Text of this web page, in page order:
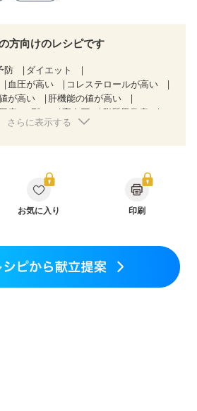
方向けのレシピです
防
ダイエット
血圧が高い
コレステロールが高い
が高い
肝機能の値が高い
病（2型） 高血圧
脂質異常症
狭心症 心筋梗塞
糖尿病性腎症（第３期）
CKD（ステージ２）
乳がん（抗がん剤治療中）
る（初期）
る（初期）
さらに表示する
お気に入り 印刷